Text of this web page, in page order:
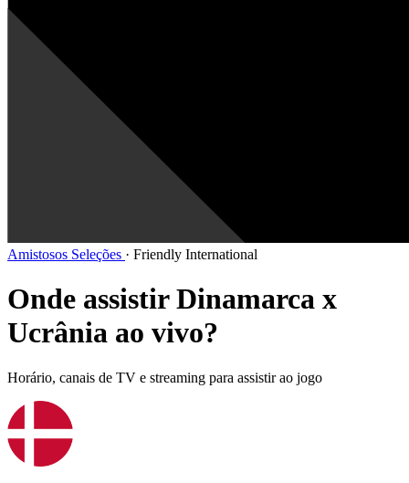
Amistosos Seleções · Friendly International
Onde assistir Dinamarca x
Ucrânia ao vivo?
Horário, canais de TV e streaming para assistir ao jogo